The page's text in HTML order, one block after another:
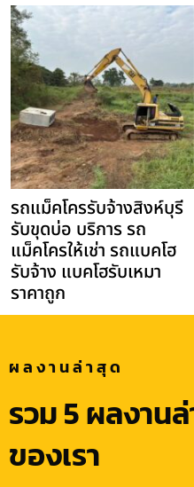
รถแม็คโครรับจ้างสิงห์บุรี
รับขุดบ่อ บริการ รถ
แม็คโครให้เช่า รถแบคโฮ
รับจ้าง แบคโฮรับเหมา
ราคาถูก
ผลงานล่าสุด
รวม 5 ผลงาน
ของเรา